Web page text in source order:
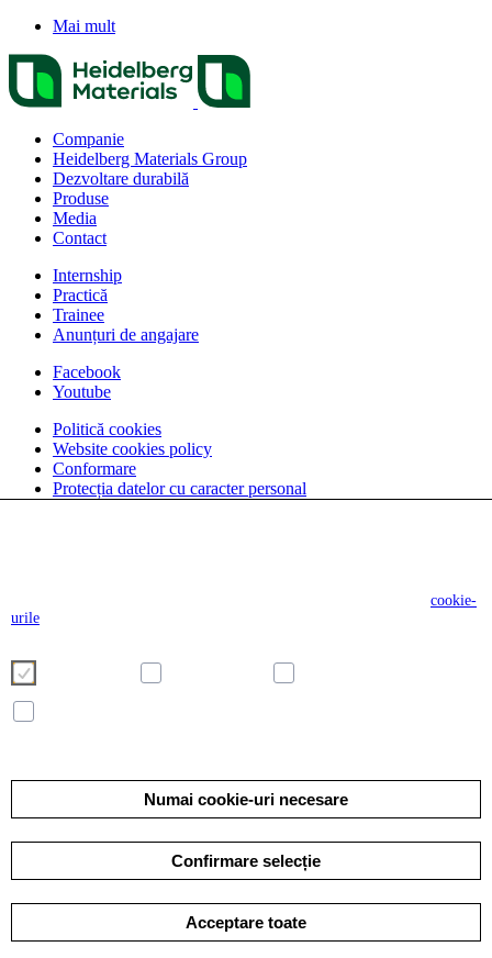
Mai mult
Companie
Heidelberg Materials Group
Dezvoltare durabilă
Produse
Media
Contact
Internship
Practică
Trainee
Anunțuri de angajare
Facebook
Youtube
Politică cookies
Website cookies policy
Conformare
Protecția datelor cu caracter personal
cookie-
urile
Numai cookie-uri necesare
Confirmare selecție
Acceptare toate